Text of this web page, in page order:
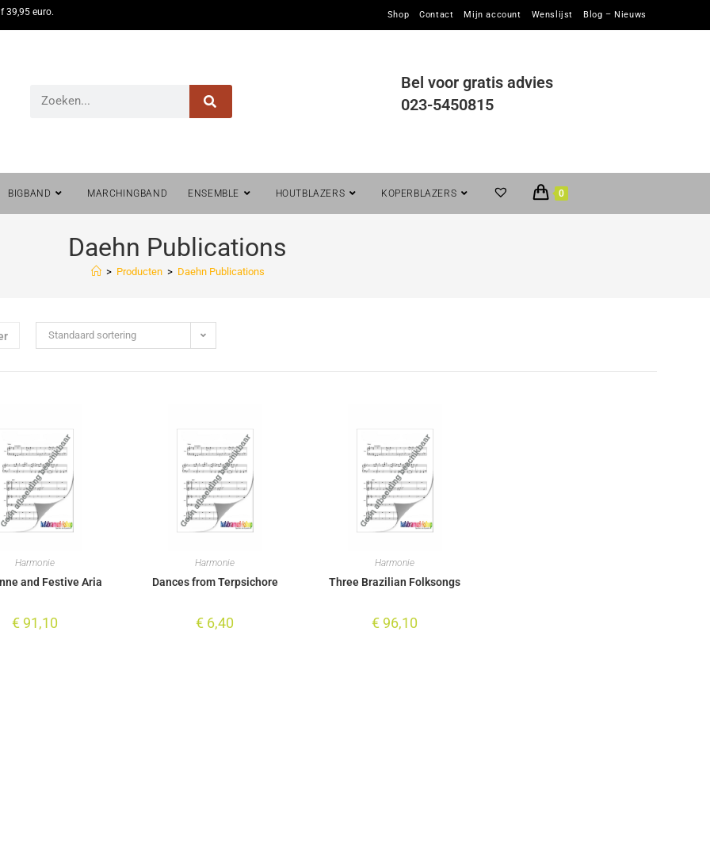
39,95 euro. Shop Contact Mijn account Wenslijst Blog – Nieuws
Bel voor gratis advies
023-5450815
BIGBAND MARCHINGBAND ENSEMBLE HOUTBLAZERS KOPERBLAZERS 0
Daehn Publications
> Producten > Daehn Publications
Standaard sortering
Harmonie
and Festive Aria
€ 91,10
Harmonie
Dances from Terpsichore
€ 6,40
Harmonie
Three Brazilian Folksongs
€ 96,10